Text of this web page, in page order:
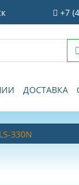
+7
ДОСТАВКА
330N